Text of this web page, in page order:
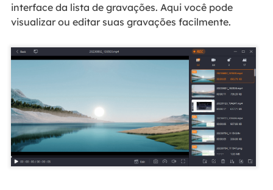
interface da lista de gravações. Aqui você pode
visualizar ou editar suas gravações facilmente.